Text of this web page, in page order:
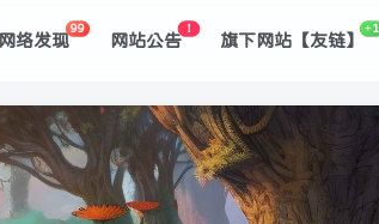
网络发现
99
网站公告
！
旗下网站【友链】
+1